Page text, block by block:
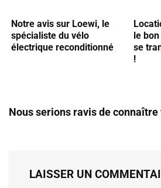
Notre avis sur Loewi, le
spécialiste du vélo
électrique reconditionné
le
se
!
Nous serions ravis de
LAISSER UN